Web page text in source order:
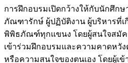
ภัณฑารักษ์ ผู้ปฏิบัติงาน ผู้บริหารที่เ
พิพิธภัณฑ์ทุกแขนง โดยผู้สนใจสมัค
เข้าร่วมฝึกอบรมและความคาดหวั
หรือความสนใจของตนเอง โดยผู้เ
ประกาศนียบัตรจากสถาบันพิพิธภัณ